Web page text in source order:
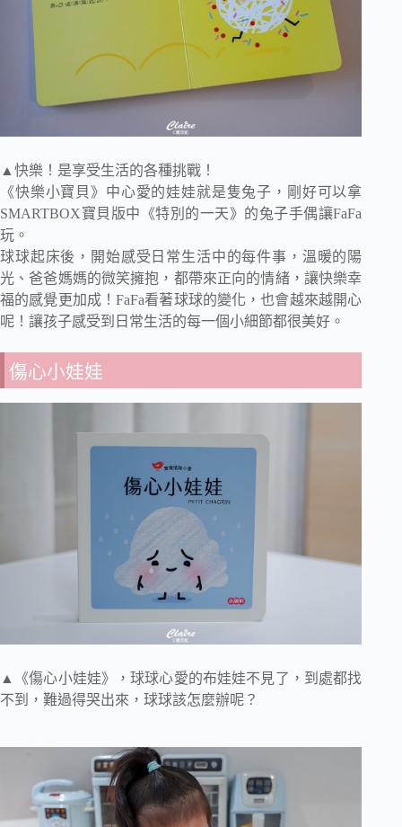
▲快樂！是享受生活的各種挑戰！
《快樂小寶貝》中心愛的娃娃就是隻兔子，剛好可以拿
SMARTBOX寶貝版中《特別的一天》的兔子手偶讓FaFa
玩。
球球起床後，開始感受日常生活中的每件事，溫暖的陽
光、爸爸媽媽的微笑擁抱，都帶來正向的情緒，讓快樂幸
福的感覺更加成！FaFa看著球球的變化，也會越來越開心
呢！讓孩子感受到日常生活的每一個小細節都很美好。
傷心小娃娃
▲《傷心小娃娃》，球球心愛的布娃娃不見了，到處都找
不到，難過得哭出來，球球該怎麼辦呢？